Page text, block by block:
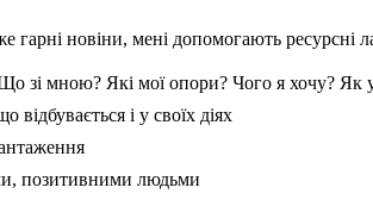
гарні новіни, мені допомогають ресурсні
зі мною? Які мої опори? Чого я хочу? Як
і у своїх діях
позитивними людьми